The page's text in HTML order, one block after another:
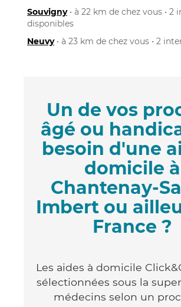
Souvigny• à 22 km de chez vous • 2
disponibles
Neuvy• à 23 km de chez vous • 2
Un de vos
âgé ou
besoin d'une
domicile à
Chantenay-
Imbert ou
France ?
Les aides à domicile
sélectionnées sous la
médecins selon un